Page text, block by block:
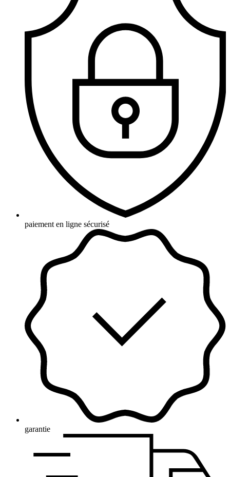
paiement en ligne sécurisé
garantie